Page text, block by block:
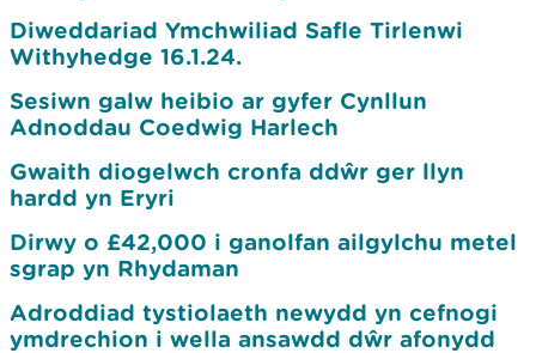
Diweddariad Ymchwiliad Safle Tirlenwi
Withyhedge 16.1.24.
Sesiwn galw heibio ar gyfer Cynllun
Adnoddau Coedwig Harlech
Gwaith diogelwch cronfa ddŵr ger llyn
hardd yn Eryri
Dirwy o £42,000 i ganolfan ailgylchu metel
sgrap yn Rhydaman
Adroddiad tystiolaeth newydd yn cefnogi
ymdrechion i wella ansawdd dŵr afonydd